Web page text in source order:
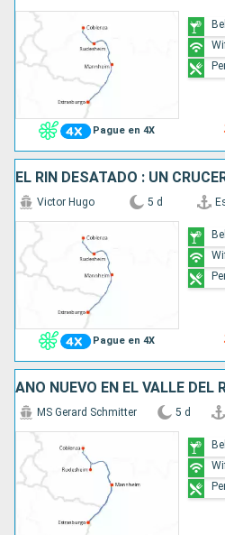
Pague en 4X
Pague en 4X
Victor Hugo 5 d
MS Gerard Schmitter 5 d